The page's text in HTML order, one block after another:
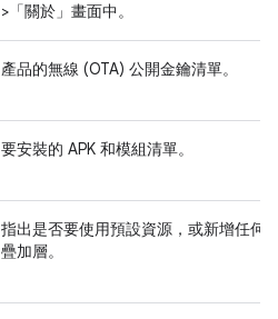
>「關於」 畫面中。
產品的無線 (OTA) 公開金鑰清單。
要安裝的 APK 和模組清單。
指出是否要使用預設資源，或新增任何
疊加層。